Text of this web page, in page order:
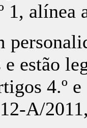
1, alínea
estão
4.º
A/